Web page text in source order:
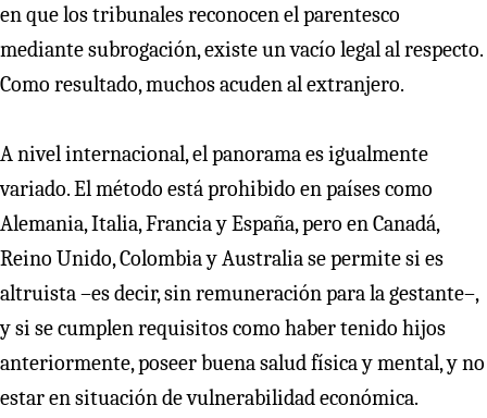
en que los tribunales reconocen el parentesco
mediante subrogación, existe un vacío legal al respecto.
Como resultado, muchos acuden al extranjero.
A nivel internacional, el panorama es igualmente
variado. El método está prohibido en países como
Alemania, Italia, Francia y España, pero en Canadá,
Reino Unido, Colombia y Australia se permite si es
altruista –es decir, sin remuneración para la gestante–,
y si se cumplen requisitos como haber tenido hijos
anteriormente, poseer buena salud física y mental, y no
estar en situación de vulnerabilidad económica.